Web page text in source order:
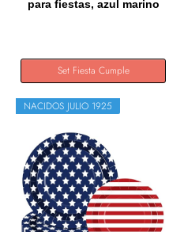
para fiestas, azul marino
Set Fiesta Cumple
NACIDOS JULIO 1925